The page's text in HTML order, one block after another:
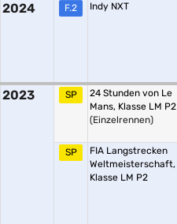
2024 F.2 Indy NXT
2023 SP
24 Stunden von Le
Mans, Klasse LM P2
(Einzelrennen)
SP
FIA Langstrecken
Weltmeisterschaft,
Klasse LM P2